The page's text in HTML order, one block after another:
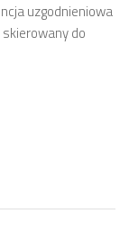
uzgodnieniowa
do